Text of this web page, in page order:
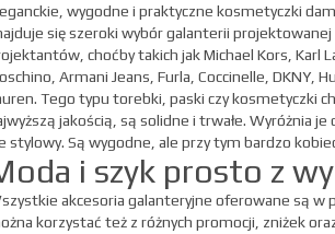
wygodne i praktyczne kosmetyczki
się szeroki wybór galanterii
choćby takich jak Michael Kors, Karl
Armani Jeans, Furla, Coccinelle, DKNY,
Tego typu torebki, paski czy kosmetyczki
jakością, są solidne i trwałe. Wyróżnia
stylowy. Są wygodne, ale przy tym bardzo
i szyk prosto z
akcesoria galanteryjne oferowane są w
korzystać też z różnych promocji, zniżek